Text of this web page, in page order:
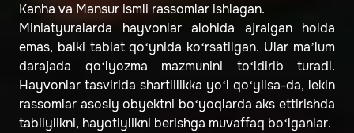
Kanha va Mansur ismli rassomlar ishlagan.
Miniatyuralarda hayvonlar alohida ajralgan holda
emas, balki tabiat qo‘ynida ko‘rsatilgan. Ular ma’lum
darajada qo‘lyozma mazmunini to‘ldirib turadi.
Hayvonlar tasvirida shartlilikka yo‘l qo‘yilsa-da, lekin
rassomlar asosiy obyektni bo‘yoqlarda aks ettirishda
tabiiylikni, hayotiylikni berishga muvaffaq bo‘lganlar.